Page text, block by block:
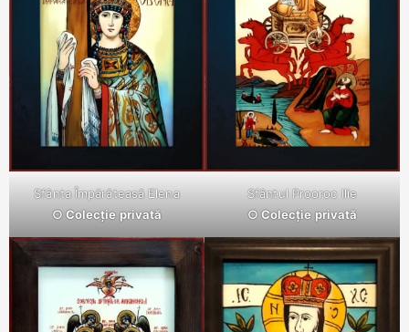
Sfânta Împărăteasă Elena
○ Colecție privată
Sfântul Prooroc Ilie
○ Colecție privată